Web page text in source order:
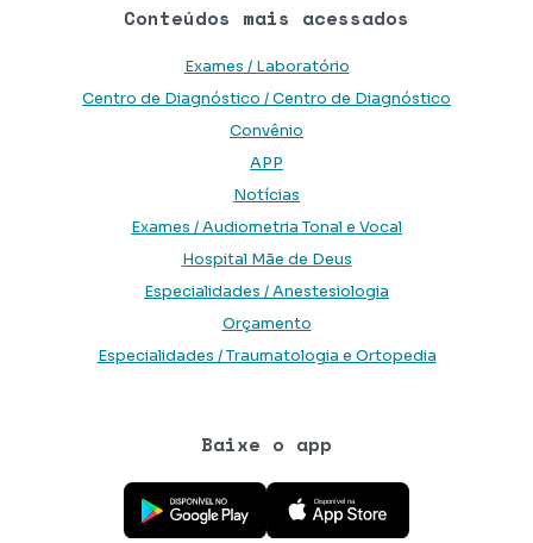
Conteúdos mais acessados
Exames / Laboratório
Centro de Diagnóstico / Centro de Diagnóstico
Convênio
APP
Notícias
Exames / Audiometria Tonal e Vocal
Hospital Mãe de Deus
Especialidades / Anestesiologia
Orçamento
Especialidades / Traumatologia e Ortopedia
Baixe o app
Baixe o aplicativo na Google Play Store
Baixe o aplicativo na App Store